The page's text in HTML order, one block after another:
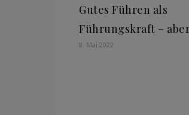
Gutes Führen als
Führungskraft –
8. Mai 2022